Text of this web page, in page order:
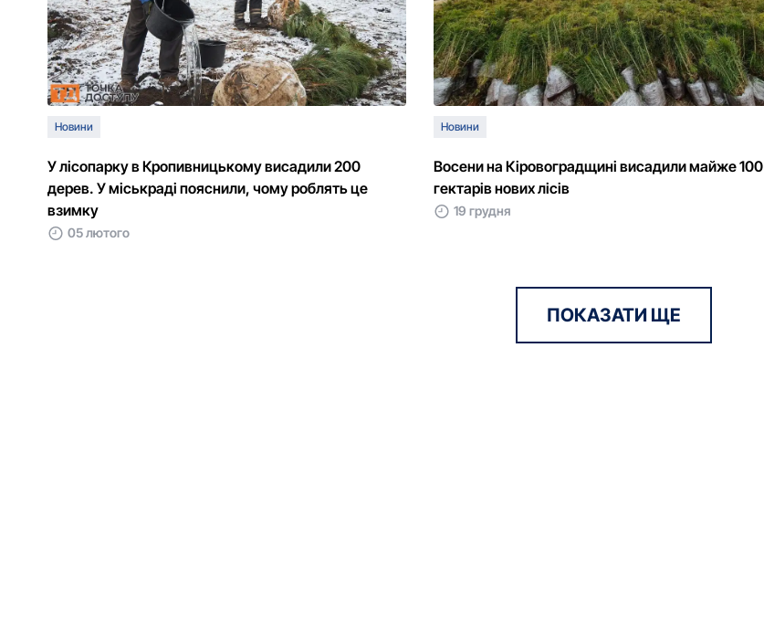
Новини
У лісопарку в Кропивницькому висадили 200
дерев. У міськраді пояснили, чому роблять це
взимку
05 лютого
Новини
Восени на Кіровоградщині висадили майже 100
гектарів нових лісів
19 грудня
ПОКАЗАТИ ЩЕ